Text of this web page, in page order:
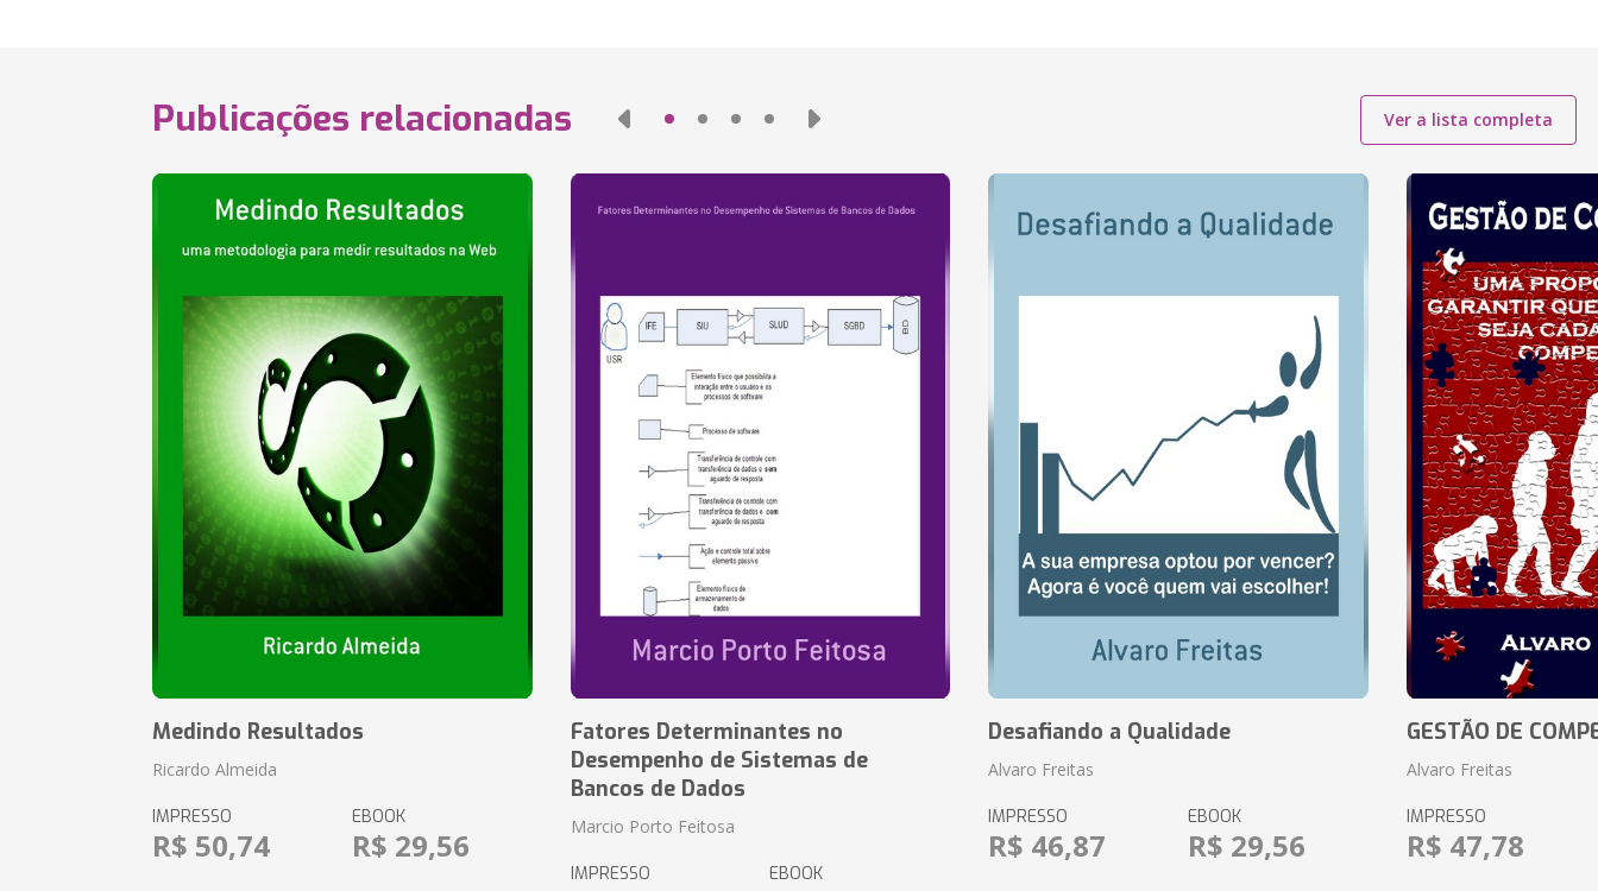
Publicações relacionadas Ver a lista completa
Medindo Resultados
Ricardo Almeida
IMPRESSO
R$ 50,74
EBOOK
R$ 29,56
Fatores Determinantes no
Desempenho de Sistemas de
Bancos de Dados
Marcio Porto Feitosa
IMPRESSO EBOOK
Desafiando a Qualidade
Alvaro Freitas
IMPRESSO
R$ 46,87
EBOOK
R$ 29,56
GESTÃO DE
Alvaro Freitas
IMPRESSO
R$ 47,78